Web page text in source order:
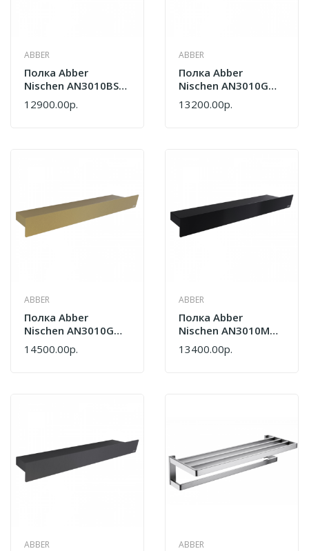
ABBER
Полка Abber
Nischen AN3010BST
Сталь
Брашированная
12900.00р.
ABBER
Полка Abber
Nischen AN3010G
Золото Матовое
13200.00р.
ABBER
Полка Abber
Nischen AN3010G
Золото Матовое
14500.00р.
ABBER
Полка Abber
Nischen AN3010MB
Черная Матовая
13400.00р.
ABBER ABBER